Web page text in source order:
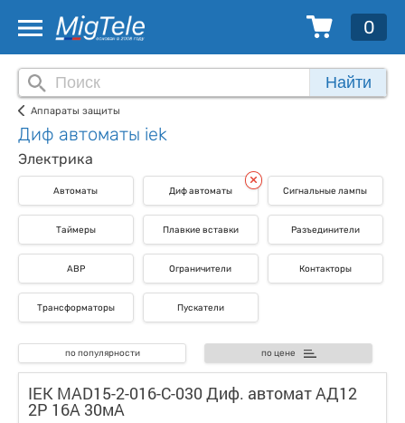
0
Найти
Аппараты защиты
Диф автоматы iek
Электрика
Автоматы Диф автоматы Сигнальные лампы
Таймеры Плавкие вставки Разъединители
АВР Ограничители Контакторы
Трансформаторы Пускатели
по популярности по цене
IEK MAD15-2-016-C-030 Диф. автомат АД12
2Р 16А 30мА